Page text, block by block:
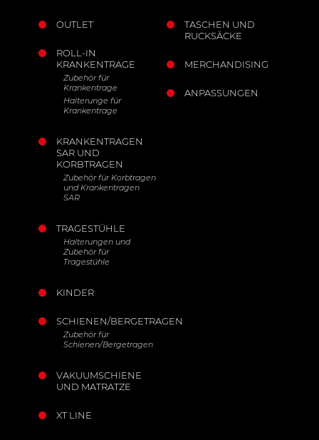
OUTLET
ROLL-IN
KRANKENTRAGE
Zubehör für
Krankentrage
Halterunge für
Krankentrage
KRANKENTRAGEN
SAR UND
KORBTRAGEN
Zubehör für Korbtragen
und Krankentragen
SAR
TRAGESTÜHLE
Halterungen und
Zubehör für
Tragestühle
KINDER
SCHIENEN/BERGETRAGEN
Zubehör für
Schienen/Bergetragen
VAKUUMSCHIENE
UND MATRATZE
XT LINE
TASCHEN UND
RUCKSÄCKE
MERCHANDISING
ANPASSUNGEN